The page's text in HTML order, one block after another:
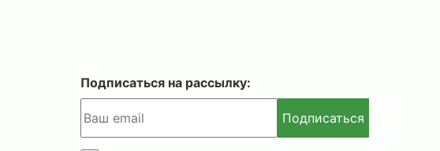
Подписаться на рассылку:
Подписаться